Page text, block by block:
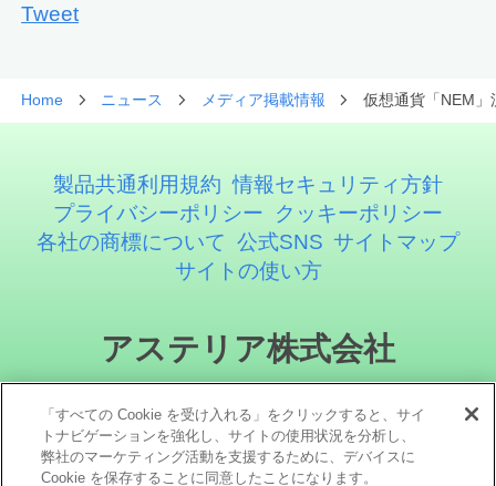
Tweet
Home ニュース メディア掲載情報 仮想通貨「NEM
製品共通利用規約 情報セキュリティ方針
プライバシーポリシー
クッキーポリシー
各社の商標について 公式SNS サイトマップ
サイトの使い方
アステリア株式会社
「すべての Cookie を受け入れる」をクリックすると、サイ
トナビゲーションを強化し、サイトの使用状況を分析し、
弊社のマーケティング活動を支援するために、デバイスに
Cookie を保存することに同意したことになります。